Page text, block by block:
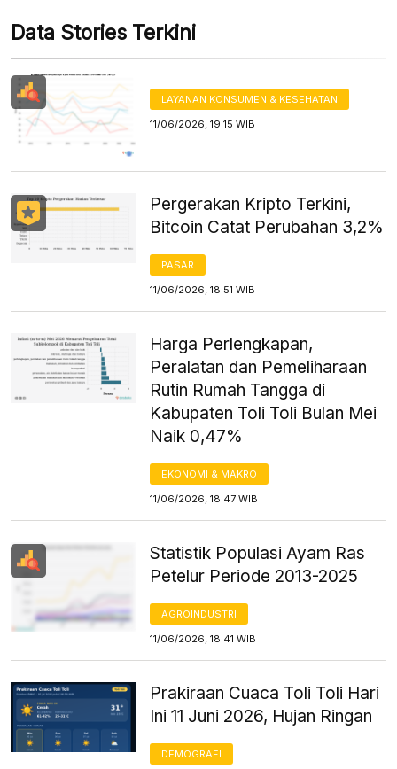
Data Stories Terkini
LAYANAN KONSUMEN & KESEHATAN
11/06/2026, 19:15 WIB
Pergerakan Kripto Terkini,
Bitcoin Catat Perubahan 3,2%
PASAR
11/06/2026, 18:51 WIB
Harga Perlengkapan,
Peralatan dan Pemeliharaan
Rutin Rumah Tangga di
Kabupaten Toli Toli Bulan Mei
Naik 0,47%
EKONOMI & MAKRO
11/06/2026, 18:47 WIB
Statistik Populasi Ayam Ras
Petelur Periode 2013-2025
AGROINDUSTRI
11/06/2026, 18:41 WIB
Prakiraan Cuaca Toli Toli Hari
Ini 11 Juni 2026, Hujan Ringan
DEMOGRAFI